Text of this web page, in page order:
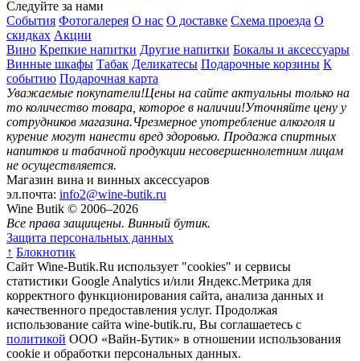
Следуйте за нами
События Фотогалерея О нас О доставке Схема проезда О
скидках Акции
Вино Крепкие напитки Другие напитки Бокалы и аксессуары
Винные шкафы Табак Деликатесы Подарочные корзины К
событию Подарочная карта
Уважаемые покупатели!Цены на сайте актуальны только на
то количество товара, которое в наличии!Уточняйте цену у
сотрудников магазина.Чрезмерное употребление алкоголя и
курение могут нанести вред здоровью. Продажа спиртных
напитков и табачной продукции несовершеннолетним лицам
не осуществляется.
Магазин вина и винных аксессуаров
эл.почта: info2@wine-butik.ru
Wine Butik © 2006–2026
Все права защищены. Винный бутик.
Защита персональных данных
↑ Блокнотик
Сайт Wine-Butik.Ru использует "cookies" и сервисы
статистики Google Analytics и/или Яндекс.Метрика для
корректного функционирования сайта, анализа данных и
качественного предоставления услуг. Продолжая
использование сайта wine-butik.ru, Вы соглашаетесь с
политикой ООО «Вайн-Бутик» в отношении использования
cookie и обработки персональных данных.